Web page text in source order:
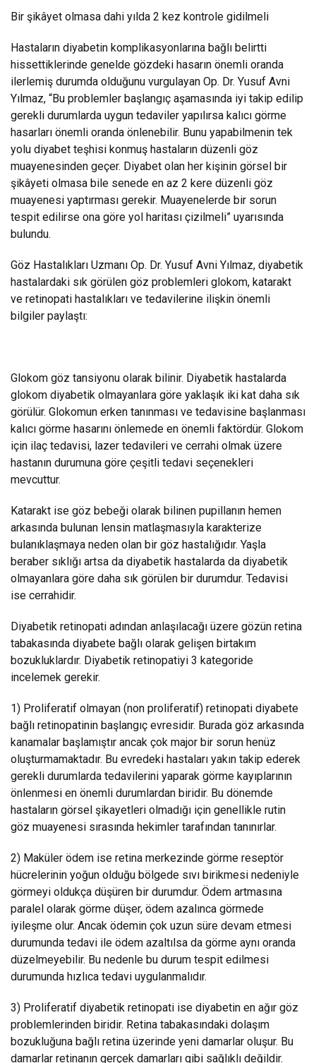
Bir şikâyet olmasa dahi yılda 2 kez kontrole gidilmeli
Hastaların diyabetin komplikasyonlarına bağlı belirtti
hissettiklerinde genelde gözdeki hasarın önemli oranda
ilerlemiş durumda olduğunu vurgulayan Op. Dr. Yusuf Avni
Yılmaz, “Bu problemler başlangıç aşamasında iyi takip edilip
gerekli durumlarda uygun tedaviler yapılırsa kalıcı görme
hasarları önemli oranda önlenebilir. Bunu yapabilmenin tek
yolu diyabet teşhisi konmuş hastaların düzenli göz
muayenesinden geçer. Diyabet olan her kişinin görsel bir
şikâyeti olmasa bile senede en az 2 kere düzenli göz
muayenesi yaptırması gerekir. Muayenelerde bir sorun
tespit edilirse ona göre yol haritası çizilmeli” uyarısında
bulundu.
Göz Hastalıkları Uzmanı Op. Dr. Yusuf Avni Yılmaz, diyabetik
hastalardaki sık görülen göz problemleri glokom, katarakt
ve retinopati hastalıkları ve tedavilerine ilişkin önemli
bilgiler paylaştı:
Glokom göz tansiyonu olarak bilinir. Diyabetik hastalarda
glokom diyabetik olmayanlara göre yaklaşık iki kat daha sık
görülür. Glokomun erken tanınması ve tedavisine başlanması
kalıcı görme hasarını önlemede en önemli faktördür. Glokom
için ilaç tedavisi, lazer tedavileri ve cerrahi olmak üzere
hastanın durumuna göre çeşitli tedavi seçenekleri
mevcuttur.
Katarakt ise göz bebeği olarak bilinen pupillanın hemen
arkasında bulunan lensin matlaşmasıyla karakterize
bulanıklaşmaya neden olan bir göz hastalığıdır. Yaşla
beraber sıklığı artsa da diyabetik hastalarda da diyabetik
olmayanlara göre daha sık görülen bir durumdur. Tedavisi
ise cerrahidir.
Diyabetik retinopati adından anlaşılacağı üzere gözün retina
tabakasında diyabete bağlı olarak gelişen birtakım
bozukluklardır. Diyabetik retinopatiyi 3 kategoride
incelemek gerekir.
1) Proliferatif olmayan (non proliferatif) retinopati diyabete
bağlı retinopatinin başlangıç evresidir. Burada göz arkasında
kanamalar başlamıştır ancak çok major bir sorun henüz
oluşturmamaktadır. Bu evredeki hastaları yakın takip ederek
gerekli durumlarda tedavilerini yaparak görme kayıplarının
önlenmesi en önemli durumlardan biridir. Bu dönemde
hastaların görsel şikayetleri olmadığı için genellikle rutin
göz muayenesi sırasında hekimler tarafından tanınırlar.
2) Maküler ödem ise retina merkezinde görme reseptör
hücrelerinin yoğun olduğu bölgede sıvı birikmesi nedeniyle
görmeyi oldukça düşüren bir durumdur. Ödem artmasına
paralel olarak görme düşer, ödem azalınca görmede
iyileşme olur. Ancak ödemin çok uzun süre devam etmesi
durumunda tedavi ile ödem azaltılsa da görme aynı oranda
düzelmeyebilir. Bu nedenle bu durum tespit edilmesi
durumunda hızlıca tedavi uygulanmalıdır.
3) Proliferatif diyabetik retinopati ise diyabetin en ağır göz
problemlerinden biridir. Retina tabakasındaki dolaşım
bozukluğuna bağlı retina üzerinde yeni damarlar oluşur. Bu
damarlar retinanın gerçek damarları gibi sağlıklı değildir.